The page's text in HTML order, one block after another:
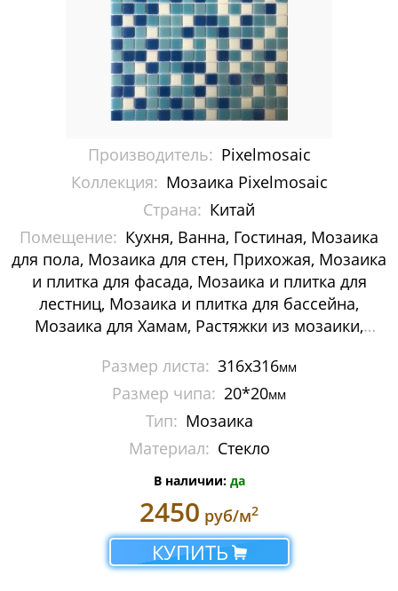
Мозаика ArtMoment
Мозаика Bars Crystal Mosaic
Мозаика Bonaparte
Мозаика Dao
Мозаика Decor-mosaic
Мозаика Imagine Mosaic
Мозаика Irida
Мозаика Keramograd
Мозаика Mir Mosaic
Мозаика NSmosaic
Мозаика Orro Mosaic
Мозаика Rose Mosaic
Мозаика Sekitei
Мозаика Starmosaic
Производитель: Pixelmosaic
Коллекция: Мозаика Pixelmosaic
Страна: Китай
Помещение: Кухня, Ванна, Гостиная, Мозаика
для пола, Мозаика для стен, Прихожая, Мозаика
и плитка для фасада, Мозаика и плитка для
лестниц, Мозаика и плитка для бассейна,
Мозаика для Хамам, Растяжки из мозаики,
Размер листа: 316х316мм
Размер чипа: 20*20мм
Тип: Мозаика
Материал: Стекло
В наличии: да
2450 руб/м2
КУПИТЬ